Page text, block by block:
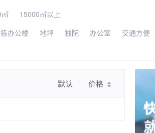
15000㎡以上
办公楼 地坪 独院 办公室 交通方便
默认 价格